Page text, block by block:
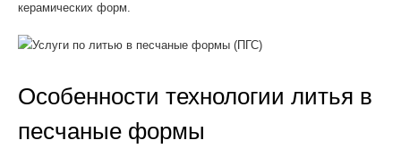
керамических форм.
Особенности технологии литья в
песчаные формы